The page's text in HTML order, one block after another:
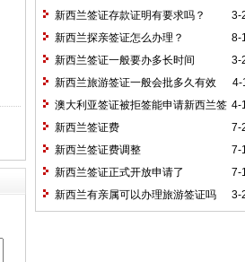
3-
新西兰签证存款证明有要求吗？
8-
新西兰探亲签证怎么办理？
3-
新西兰签证一般要办多长时间
4-
新西兰旅游签证一般会批多久有效
期？
4-
澳大利亚签证被拒签能申请新西兰签
证吗？
7-
新西兰签证费
7-
新西兰签证费调整
7-
新西兰签证正式开放申请了
3-
新西兰有亲属可以办理旅游签证吗